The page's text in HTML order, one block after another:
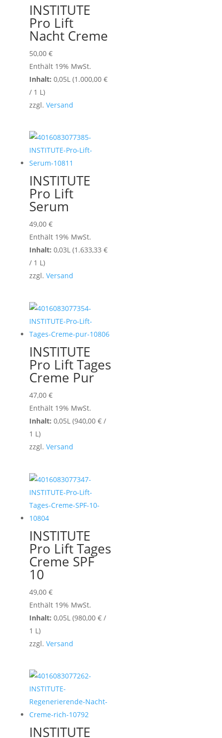
INSTITUTE
Pro Lift
Nacht Creme
50,00 €
Enthält 19% MwSt.
Inhalt: 0,05L (1.000,00 €
/ 1 L)
zzgl. Versand
INSTITUTE
Pro Lift
Serum
49,00 €
Enthält 19% MwSt.
Inhalt: 0,03L (1.633,33 €
/ 1 L)
zzgl. Versand
INSTITUTE
Pro Lift Tages
Creme Pur
47,00 €
Enthält 19% MwSt.
Inhalt: 0,05L (940,00 €/
1 L)
zzgl. Versand
INSTITUTE
Pro Lift Tages
Creme SPF
10
49,00 €
Enthält 19% MwSt.
Inhalt: 0,05L (980,00 €/
1 L)
zzgl. Versand
INSTITUTE